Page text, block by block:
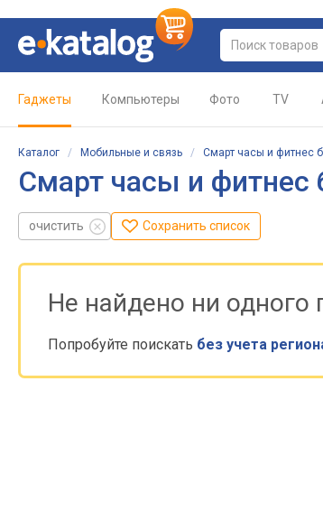
Гаджеты Компьютеры Фото TV
Каталог / Мобильные и связь / Смарт часы и фитнес
Смарт часы и фитнес
очистить Сохранить список
Не найдено ни одного
Попробуйте поискать без учета